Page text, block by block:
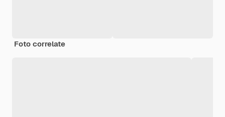
Foto correlate